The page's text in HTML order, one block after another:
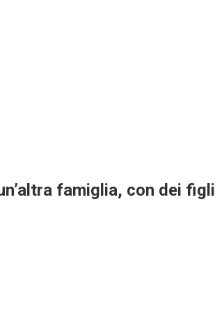
famiglia, con dei figli